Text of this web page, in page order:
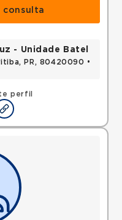
consulta
perfil
- Unidade Batel
PR, 80420090 •